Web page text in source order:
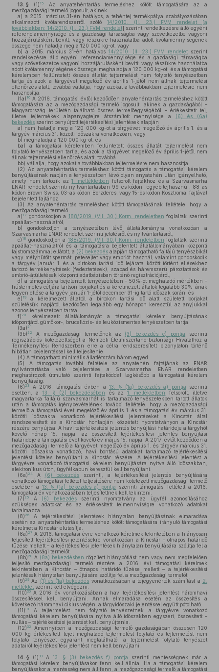
13. § (1) 15
Az anyatehéntartás termeléshez kötött támogatására az a
mezőgazdasági termelő jogosult, akinek
a) a 2015. március 31-én hatályos, a tehéntej termékpálya szabályozásában
alkalmazott kvótarendszerről szóló14/2010. (II. 23.) FVM rendelet [a
továbbiakban: 14/2010. (II. 23.) FVM rendelet] szerint rendelkezésre álló egyéni
referenciamennyisége és a gazdasági társaságba vagy szövetkezetbe vagyoni
hozzájárulásként bevitt, vagy részükre használatba adott kvótamennyiségének
összege nem haladja meg a 120 000 kg-ot, vagy
b) a 2015. március 31-én hatályos 14/2010. (II. 23.) FVM rendelet szerint
rendelkezésre álló egyéni referenciamennyisége és a gazdasági társaságba
vagy szövetkezetbe vagyoni hozzájárulásként bevitt, vagy részükre használatba
adott kvótamennyiségének összege meghaladja a 120 000 kg-ot, és a támogatási
kérelemben feltüntetett összes állatát tejtermelést nem folytató tenyészetben
tartja és azok a tárgyévet megelőző év április 1-jétől nem állnak tejtermelési
ellenőrzés alatt, továbbá vállalja, hogy azokat a továbbiakban tejtermelésre nem
hasznosítja.
(1a) 16 A 2016. támogatási évtől kezdődően anyatehéntartás termeléshez kötött
támogatására az a mezőgazdasági termelő jogosult, akinek a gazdaságából –
Magyarország területén található összes termelőegységéből – értékesített tej,
illetve tejtermékek alapanyagtejre átszámított mennyisége a (6) és (6a)
bekezdés szerint benyújtott tejértékesítési jelentések alapján
a) nem haladja meg a 120 000 kg-ot a tárgyévet megelőző év április 1. és a
tárgyév március 31. közötti időszakra vonatkozóan, vagy
b) meghaladja a 120 000 kg-ot, és
ba) a támogatási kérelemben feltüntetett összes állatát tejtermelést nem
folytató tenyészetben tartja, és azok a tárgyévet megelőző év április 1-jétől nem
állnak tejtermelési ellenőrzés alatt, továbbá
bb) vállalja, hogy azokat a továbbiakban tejtermelésre nem hasznosítja.
(2) Az anyatehéntartás termeléshez kötött támogatás a támogatási kérelem
benyújtásának napján a tenyészetben lévő olyan anyatehén után igényelhető,
amely nem tartozik az1. mellékletben felsorolt fajtákhoz és a Szarvasmarha
ENAR rendelet szerinti nyilvántartásban 99-es kódon „egyéb tejhasznú”, 88-as
kódon Brown Swiss, 03-as kódon Borzderes, vagy 15-ös kódon Kosztromai fajtával
bejelentett fajtához.
(3) Az anyatehéntartás termeléshez kötött támogatásának feltétele, hogy a
mezőgazdasági termelő
a) 17 gondoskodjon a 188/2019. (VII. 30.) Korm. rendeletben foglaltak szerinti
apaállat-használatról,
b) gondoskodjon a tenyészetében lévő állatállományra vonatkozóan a
Szarvasmarha ENAR rendelet szerinti jelölésről és nyilvántartásról,
c) 18 gondoskodjon a 188/2019. (VII. 30.) Korm. rendeletben foglaltak szerinti
apaállat-használatról és a támogatásra bejelentett állatállományában központi
lajstromszámmal ellátott, a (2) bekezdés alapján támogatható fajtájú tenyészbikát
vagy mélyhűtött spermát, petesejtet vagy embriót használ, valamint gondoskodik
a tárgyév január 1. és a birtokon tartási idő lejárata között történt ellésekhez
tartozó termékenyítések (fedeztetések), szabad és háremszerű pároztatások és
embrió-átültetések központi adatbázisban történő regisztrációjáról,
d) a támogatásra bejelentett tenyészetében – 50%-ot meghaladó mértékben –
hústermelés céljára tartson borjakat és a kérelmezett állatok legalább 30%-ának
legyen ellése a tárgyév január 1-jétől december 31-ig tartó időszak során, és
e) 19
a kérelmezett állattól a birtokon tartási idő alatt született borjakat
születésük napjától kezdődően legalább egy hónapon keresztül az anyjukkal
azonos tenyészetben tartsa.
f) 20
kérelmezett állatállományát a támogatási kérelem benyújtásának
időpontjától gümőkor-, brucellózis- és leukózismentes tenyészetben tartja.
(3a) 21
(3b) 22 A mezőgazdasági termelőnek az (3) bekezdés c) pontja szerinti
regisztrációs kötelezettségét a Nemzeti Élelmiszerlánc-biztonsági Hivatalhoz a
Termékenyítési Rendszerben erre a célra rendszeresített bizonylaton történő
hibátlan bejelentéssel kell teljesítenie.
(4) A támogatható minimális állatlétszám három egyed.
(5) A támogatás további feltétele az anyatehén fajtájának az ENAR
nyilvántartásba való bejelentése a Szarvasmarha ENAR rendeletben
meghatározott útmutató szerinti fajtakóddal legkésőbb a támogatási kérelem
benyújtásáig.
(6) 23 A 2016. támogatási évben a 13. § (1a) bekezdés a) pontja szerinti
esetben, a 13. § (2) bekezdésében és az1. mellékletben
felsorolt, illetve
magyartarka fajtájú szarvasmarhát is tartalmazó tenyészetekben tartott állatok
után a támogatás igénybevételének további feltétele, hogy a mezőgazdasági
termelő a támogatási évet megelőző év április 1. és a támogatási év március 31.
közötti időszakra vonatkozó tejértékesítési jelentéseket a Kincstár által
rendszeresített és a Kincstár honlapján közzétett nyomtatványon a Kincstár
részére benyújtsa. A havi tejértékesítési jelentés benyújtási határideje a tárgyhót
követő hónap 15. napja, az összesített tejértékesítési jelentés benyújtási
határideje a támogatási évet követő év május 15. napja. A 2017. évtől kezdődően a
mezőgazdasági termelő a tárgyévet megelőző év április 1. és tárgyév március 31.
közötti időszakra vonatkozó, havi bontású adatokat tartalmazó tejértékesítési
jelentést köteles benyújtani a Kincstár részére. A tejértékesítési jelentést a
tárgyévre vonatkozó támogatási kérelem benyújtására nyitva álló időszakban,
elektronikus úton, ügyfélkapun keresztül kell benyújtani.
(6a) 24 A (6) bekezdés szerinti, a tejértékesítési jelentés benyújtására
vonatkozó támogatási feltétel teljesítésére nem kötelezett mezőgazdasági termelő
esetében a 13. § (1a) bekezdés a) pontja
szerinti támogatási feltételt a 2016.
támogatási év vonatkozásában teljesítettnek kell tekinteni.
(7) 25 A (6) bekezdésszerinti nyomtatvány az ügyfél azonosításához
szükséges adatokat és az értékesített tejmennyiségre vonatkozó adatokat
tartalmazza.
(8) 26
A tejértékesítési jelentések hiánytalan benyújtásának elmaradása
esetén az anyatehéntartás termeléshez kötött támogatására irányuló támogatási
kérelmet a Kincstár elutasítja.
(8a) 27 A 2016. támogatási évre vonatkozó kérelmek tekintetében a hiányosan
teljesített tejértékesítési jelentésekre vonatkozóan a Kincstár – ötnapos határidő
tűzése mellett – a tejértékesítési jelentések hiánytalan benyújtására szólítja fel a
mezőgazdasági termelőt.
(8b) 28 A (8a) bekezdésben rögzített hiánypótlást nem vagy nem megfelelően
teljesítő mezőgazdasági termelő részére a 2016. évi támogatási kérelmek
tekintetében a Kincstár – ötnapos határidő tűzése mellett – a tejértékesítési
jelentések hiánytalan benyújtására szólítja fel a mezőgazdasági termelőt.
(9) 29 Az (1) és (1a) bekezdés vonatkozásában a tejegyenérték számítást a 2.
melléklet szerint kell elvégezni.
(10) 30 A 2016. év vonatkozásában a havi tejértékesítési jelentést háromhavi
összesítéssel kell benyújtani. Annak elmaradása esetén az összesítés a
következő háromhavi ciklus végén, a tárgyidőszaki jelentéssel együtt pótolható.
(11) 31
A tejtermelést nem folytató tenyészetnek a tárgyévre vonatkozó
támogatási kérelem benyújtására nyitva álló időszakban egyszeri, összesített –
nullás – tejértékesítési jelentést kell benyújtania.
(12) 32
Amennyiben a mezőgazdasági termelő gazdaságában összesen 120
000 kg értékesített tejet meghaladó tejtermelést folytató és tejtermelést nem
folytató tenyészet egyaránt megtalálható, a tejtermelést folytató tenyészet
adatairól tejértékesítési jelentést nem kell benyújtani.
14. § (1) 33 A 13. § (3) bekezdés f) pontja szerinti mentességnek már a
támogatási kérelem benyújtásakor fenn kell állnia. Ha a támogatási kérelem
benyújtásakor a mentesség nem áll fenn, a mezőgazdasági termelő a támogatási